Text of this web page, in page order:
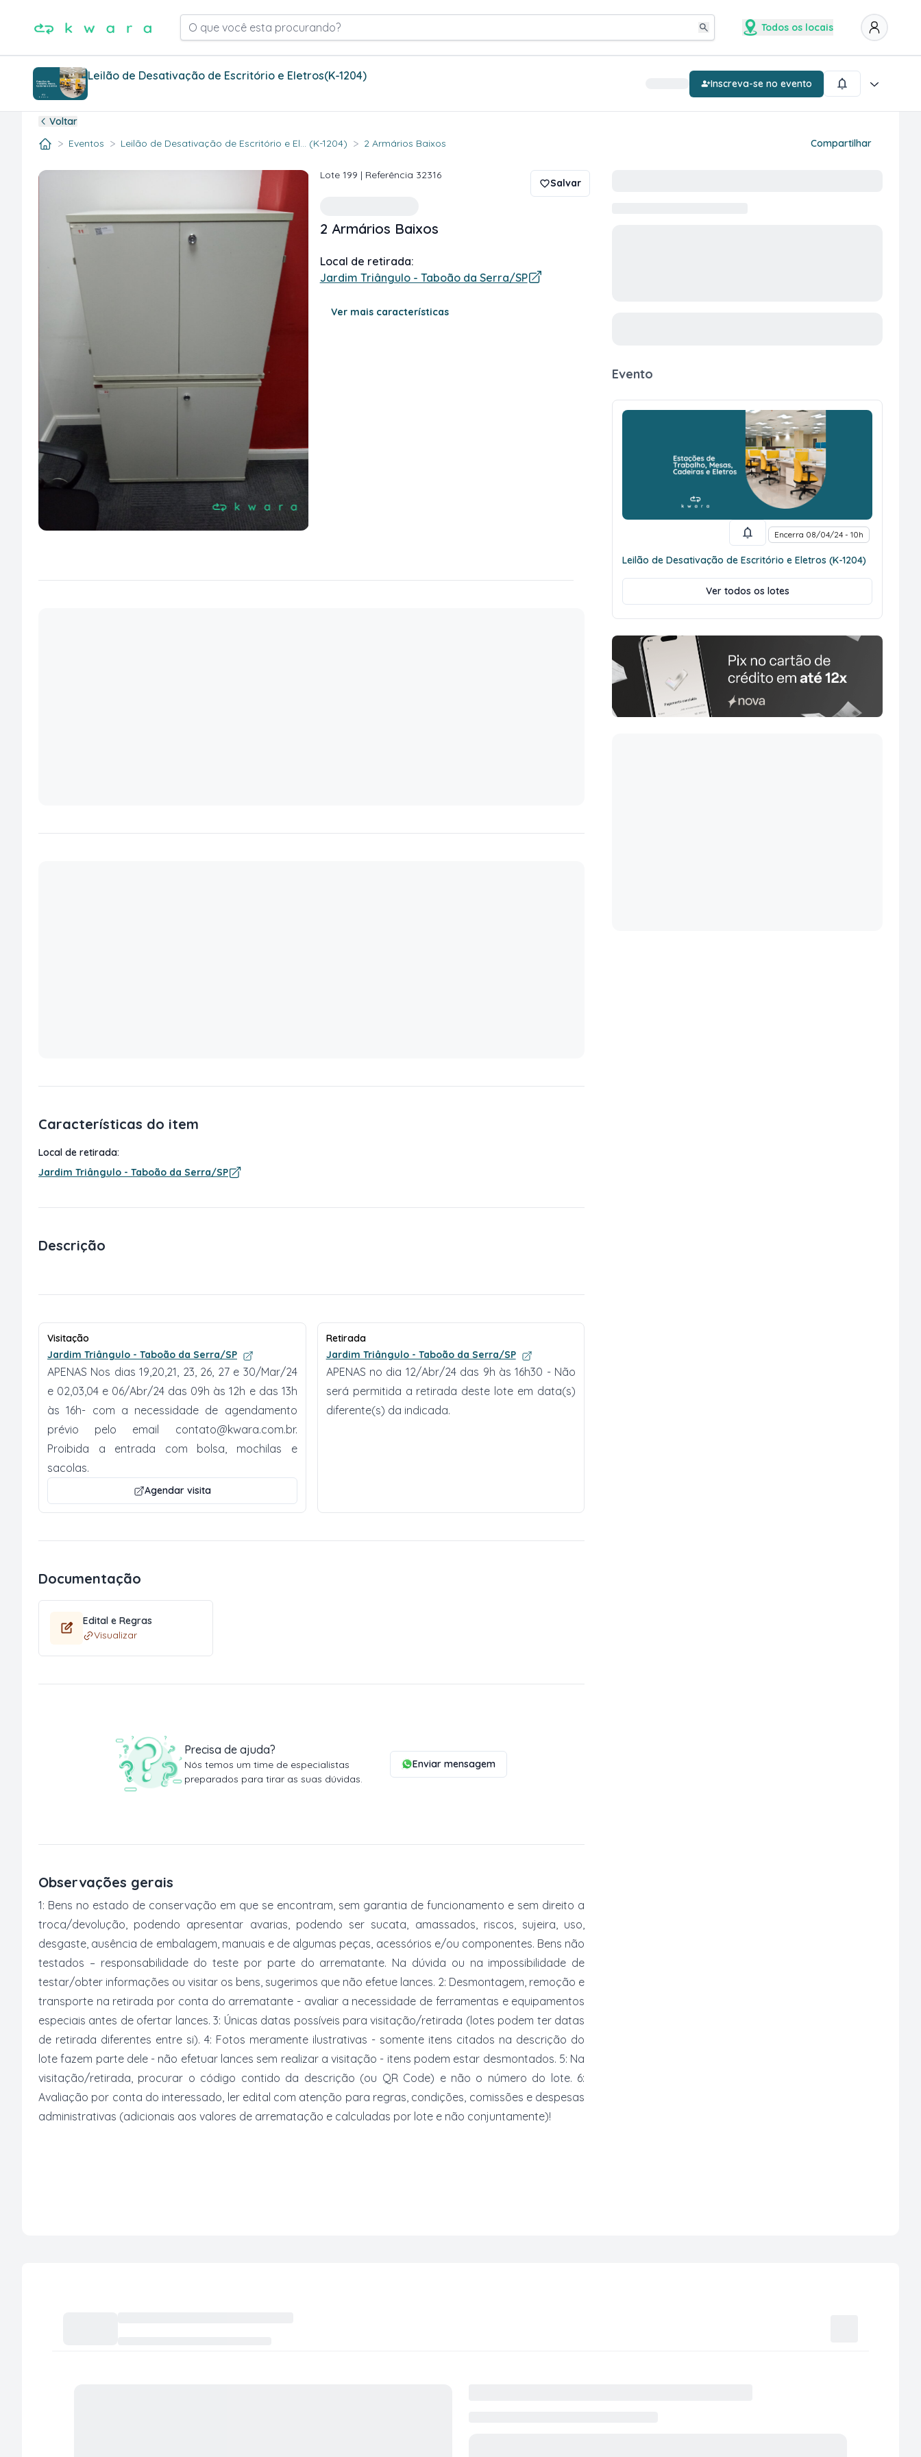
O que você esta procurando? Todos os locais
Leilão de Desativação de Escritório e Eletros(K-1204)
Inscreva-se no evento
Voltar
> Eventos > Leilão de Desativação de Escritório e El... (K-1204) > 2 Armários Baixos Compartilhar
Lote 199 | Referência 32316
Salvar
2 Armários Baixos
Local de retirada:
Jardim Triângulo - Taboão da Serra/SP
Ver mais características
Evento
Encerra 08/04/24 - 10h
Leilão de Desativação de Escritório e Eletros (K-1204)
Ver todos os lotes
Características do item
Local de retirada:
Jardim Triângulo - Taboão da Serra/SP
Descrição
Visitação
Jardim Triângulo - Taboão da Serra/SP
APENAS Nos dias 19,20,21, 23, 26, 27 e 30/Mar/24
e 02,03,04 e 06/Abr/24 das 09h às 12h e das 13h
às 16h- com a necessidade de agendamento
prévio pelo email contato@kwara.com.br.
Proibida a entrada com bolsa, mochilas e
sacolas.
Agendar visita
Retirada
Jardim Triângulo - Taboão da Serra/SP
APENAS no dia 12/Abr/24 das 9h às 16h30 - Não
será permitida a retirada deste lote em data(s)
diferente(s) da indicada.
Documentação
Edital e Regras
Visualizar
Precisa de ajuda?
Nós temos um time de especialistas
preparados para tirar as suas dúvidas.
Enviar mensagem
Observações gerais
1: Bens no estado de conservação em que se encontram, sem garantia de funcionamento e sem direito a
troca/devolução, podendo apresentar avarias, podendo ser sucata, amassados, riscos, sujeira, uso,
desgaste, ausência de embalagem, manuais e de algumas peças, acessórios e/ou componentes. Bens não
testados – responsabilidade do teste por parte do arrematante. Na dúvida ou na impossibilidade de
testar/obter informações ou visitar os bens, sugerimos que não efetue lances. 2: Desmontagem, remoção e
transporte na retirada por conta do arrematante - avaliar a necessidade de ferramentas e equipamentos
especiais antes de ofertar lances. 3: Únicas datas possíveis para visitação/retirada (lotes podem ter datas
de retirada diferentes entre si). 4: Fotos meramente ilustrativas - somente itens citados na descrição do
lote fazem parte dele - não efetuar lances sem realizar a visitação - itens podem estar desmontados. 5: Na
visitação/retirada, procurar o código contido da descrição (ou QR Code) e não o número do lote. 6:
Avaliação por conta do interessado, ler edital com atenção para regras, condições, comissões e despesas
administrativas (adicionais aos valores de arrematação e calculadas por lote e não conjuntamente)!